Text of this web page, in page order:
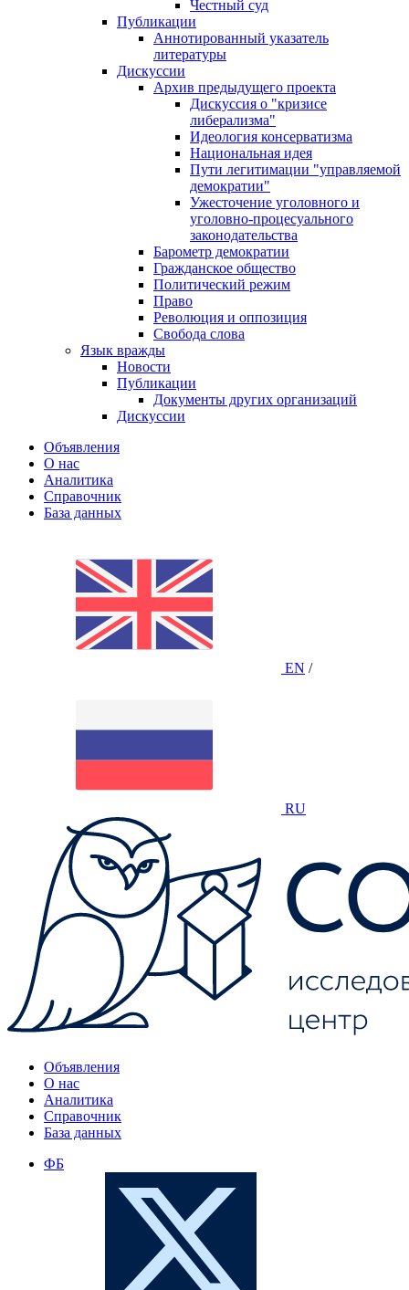
Честный суд
Публикации
Аннотированный указатель
литературы
Дискуссии
Архив предыдущего проекта
Дискуссия о "кризисе
либерализма"
Идеология консерватизма
Национальная идея
Пути легитимации "управляемой
демократии"
Ужесточение уголовного и
уголовно-процесуального
законодательства
Барометр демократии
Гражданское общество
Политический режим
Право
Революция и оппозиция
Свобода слова
Язык вражды
Новости
Публикации
Документы других организаций
Дискуссии
Объявления
О нас
Аналитика
Справочник
База данных
EN /
RU
Объявления
О нас
Аналитика
Справочник
База данных
ФБ